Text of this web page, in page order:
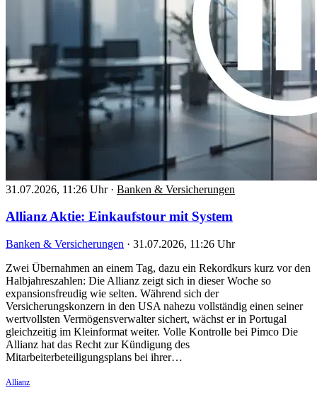
31.07.2026, 11:26 Uhr · Banken & Versicherungen
Allianz Aktie: Einkaufstour mit System
Banken & Versicherungen · 31.07.2026, 11:26 Uhr
Zwei Übernahmen an einem Tag, dazu ein Rekordkurs kurz vor den
Halbjahreszahlen: Die Allianz zeigt sich in dieser Woche so
expansionsfreudig wie selten. Während sich der
Versicherungskonzern in den USA nahezu vollständig einen seiner
wertvollsten Vermögensverwalter sichert, wächst er in Portugal
gleichzeitig im Kleinformat weiter. Volle Kontrolle bei Pimco Die
Allianz hat das Recht zur Kündigung des
Mitarbeiterbeteiligungsplans bei ihrer…
Allianz